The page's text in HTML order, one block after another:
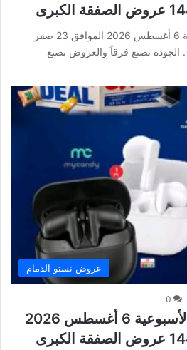
عروض نستو الرياض الأسبوعية 6 أغسطس 2026 الموافق 23 صفر
. الجودة تصنع فرقاً والعروض تصنع
عروض نستو الدمام
0
عروض نستو الدمام الأسبوعية 6 أغسطس 2026